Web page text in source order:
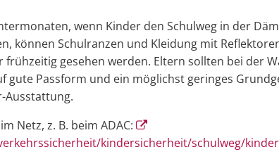
wenn Kinder den Schulweg in der
können Schulranzen und Kleidung mit
gesehen werden. Eltern sollten bei der
gute Passform und ein möglichst geringes
Ausstattung.
Netz, z. B. beim ADAC:
kindersicherheit/schulweg/